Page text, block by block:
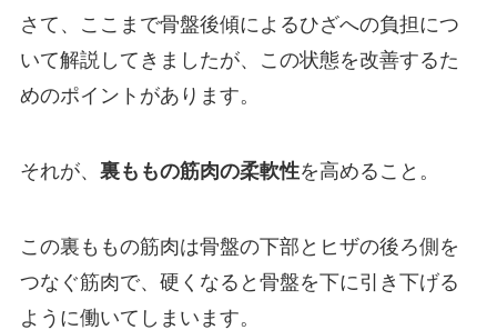
さて、ここまで骨盤後傾によるひざへの負担につ
いて解説してきましたが、この状態を改善するた
めのポイントがあります。
それが、 裏ももの筋肉の柔軟性を高めること。
この裏ももの筋肉は骨盤の下部とヒザの後ろ側を
つなぐ筋肉で、硬くなると骨盤を下に引き下げる
ように働いてしまいます。